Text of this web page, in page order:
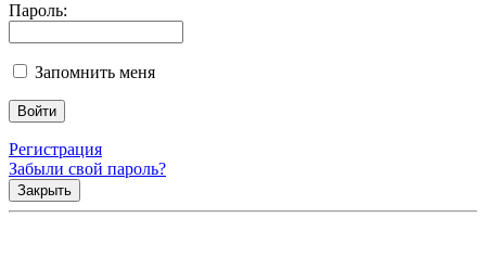
Пароль:
Запомнить меня
Регистрация
Забыли свой пароль?
Закрыть